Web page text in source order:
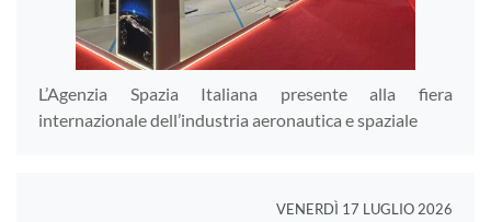
L’Agenzia Spazia Italiana presente alla fiera
internazionale dell’industria aeronautica e spaziale
VENERDÌ 17 LUGLIO 2026